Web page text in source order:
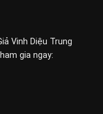
Vinh Diệu Trung
gia ngay: